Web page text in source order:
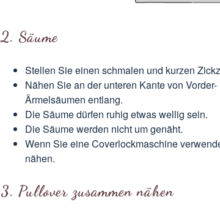
2. Säume
Stellen Sie einen schmalen und kurzen
Nähen Sie an der unteren Kante von
Ärmelsäumen entlang.
Die Säume dürfen ruhig etwas wellig sein.
Die Säume werden nicht um genäht.
Wenn Sie eine Coverlockmaschine
nähen.
3. Pullover zusammen nähen